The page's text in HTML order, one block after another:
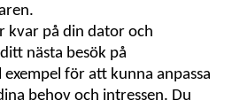
kvar på din dator och
nästa besök på
för att kunna anpassa
behov och intressen. Du